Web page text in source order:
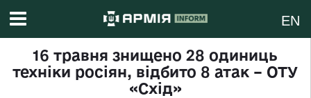
EN
16 травня знищено 28 одиниць
техніки росіян, відбито 8 атак – ОТУ
«Схід»